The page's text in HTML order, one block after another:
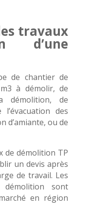
travaux
d’une
de chantier de
à démolir, de
démolition, de
des
d’amiante, ou de
de démolition TP
un devis après
de travail. Les
sont
en région